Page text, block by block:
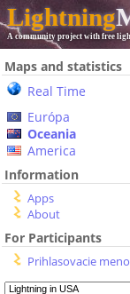
Lightning
A community project with free
Maps and statistics
Real Time
Európa
Oceania
America
Information
Apps
About
For Participants
Prihlasovacie meno